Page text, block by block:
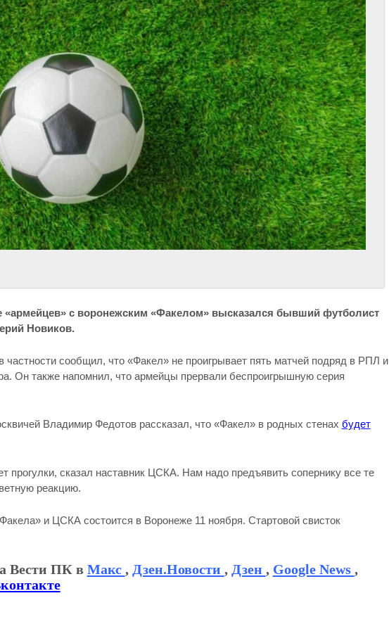
«армейцев» с воронежским «Факелом» высказался бывший футболист
Новиков.
сообщил, что «Факел» не проигрывает пять матчей подряд в РПЛ и
Он также напомнил, что армейцы прервали беспроигрышную серия
Владимир Федотов рассказал, что «Факел» в родных стенах будет
прогулки, сказал наставник ЦСКА. Нам надо предъявить сопернику все те
реакцию.
и ЦСКА состоится в Воронеже 11 ноября. Стартовой свисток
Вести ПК в Макс , Дзен.Новости , Дзен , Google News ,